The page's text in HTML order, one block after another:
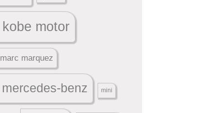
kobe motor
marc marquez
mercedes-benz mini